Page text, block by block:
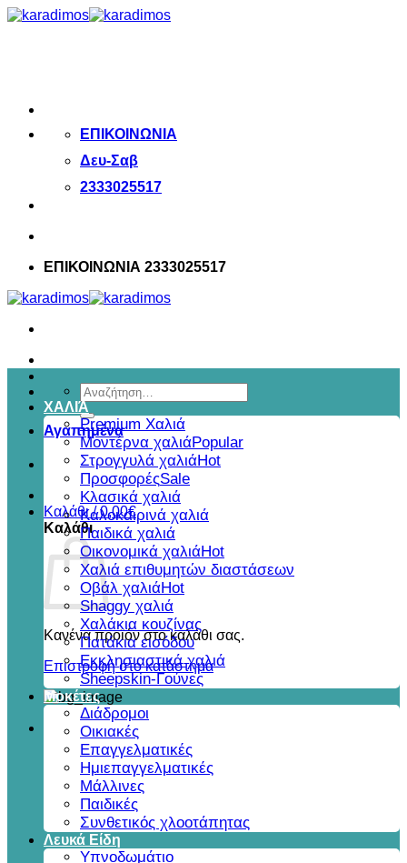
Μετάβαση
ΕΠΙΚΟΙΝΩΝΙΑ
Δευ-Σαβ
2333025517
ΕΠΙΚΟΙΝΩΝΙΑ 2333025517
Αναζήτηση
για:
Αγαπημένα
Καλάθι /0,00€
Καλάθι
Κανένα προϊόν στο καλάθι σας.
Επιστροφή στο κατάστημα
ΧΑΛΙΆ
Premium Χαλιά
Μοντέρνα χαλιά
Στρογγυλά χαλιά
Προσφορές
Κλασικά χαλιά
Καλοκαιρινά χαλιά
Παιδικά χαλιά
Οικονομικά χαλιά
Χαλιά επιθυμητών διαστάσεων
Οβάλ χαλιά
Shaggy χαλιά
Χαλάκια κουζίνας
Πατάκια εισόδου
Εκκλησιαστικά χαλιά
Sheepskin-Γούνες
Μοκέτες
Διάδρομοι
Οικιακές
Επαγγελματικές
Ημιεπαγγελματικές
Μάλλινες
Παιδικές
Συνθετικός χλοοτάπητας
Λευκά Είδη
Υπνοδωμάτιο